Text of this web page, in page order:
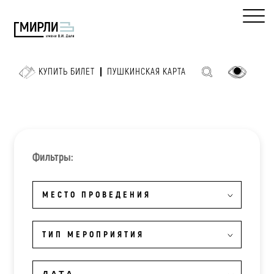
КУПИТЬ БИЛЕТ ПУШКИНСКАЯ КАРТА
Фильтры:
МЕСТО ПРОВЕДЕНИЯ
ТИП МЕРОПРИЯТИЯ